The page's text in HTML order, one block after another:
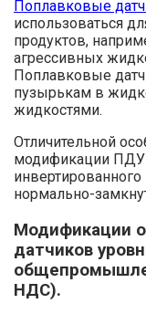
Поплавковые
использоваться
продуктов,
агрессивных
Поплавковые
пузырькам в
жидкостями.
Отличительной
модификации ПДУ-
инвертированного
нормально-
Модификации
датчиков
НДС).